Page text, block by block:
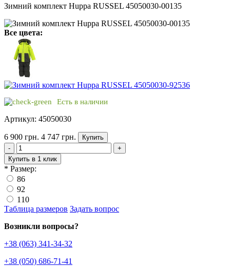
Зимний комплект Huppa RUSSEL 45050030-00135
Все цвета:
Есть в наличии
Артикул: 45050030
6 900 грн. 4 747 грн.
Купить
-
+
Купить в 1 клик
* Размер:
86
92
110
Таблица размеров Задать вопрос
Возникли вопросы?
+38 (063) 341-34-32
+38 (050) 686-71-41